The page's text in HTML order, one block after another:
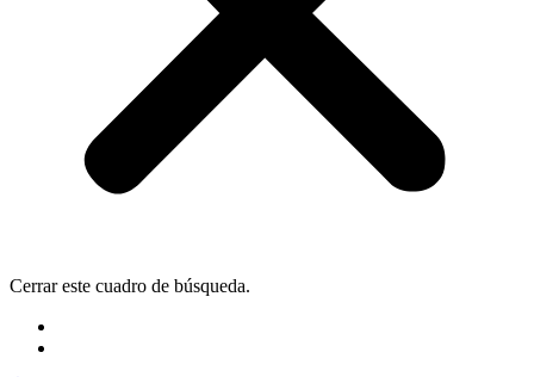
Cerrar este cuadro de búsqueda.